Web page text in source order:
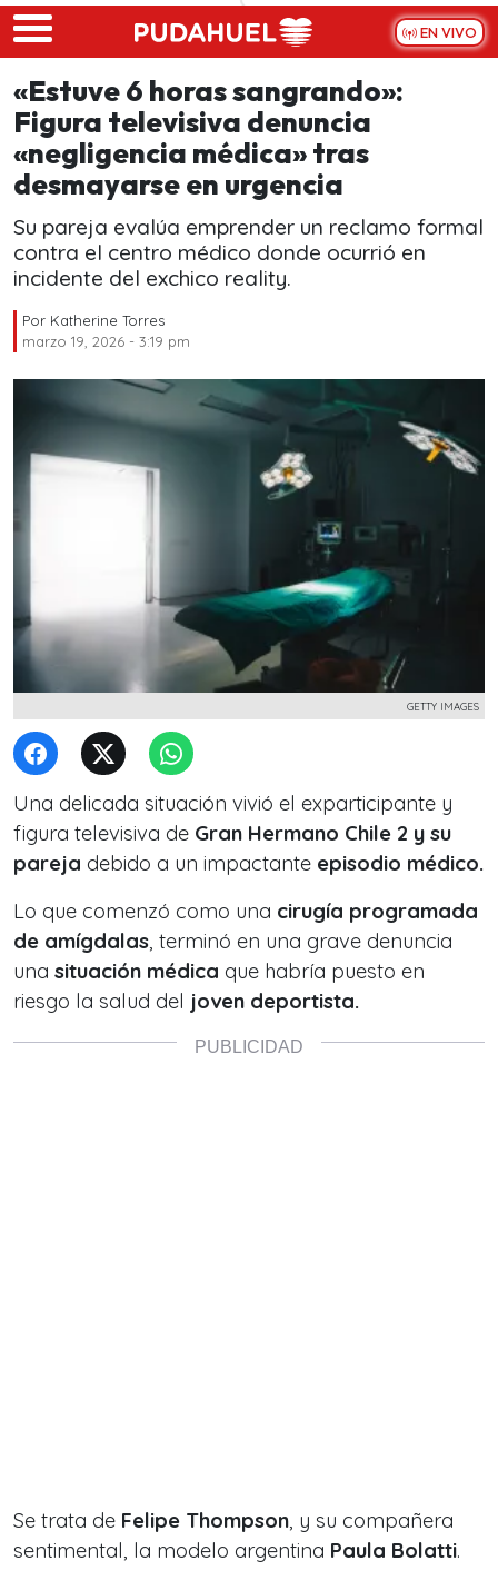
Skip to main content
EN VIVO
«Estuve 6 horas sangrando»:
Figura televisiva denuncia
«negligencia médica» tras
desmayarse en urgencia
Su pareja evalúa emprender un reclamo formal
contra el centro médico donde ocurrió en
incidente del exchico reality.
Por Katherine Torres
marzo 19, 2026 - 3:19 pm
GETTY IMAGES
Una delicada situación vivió el exparticipante y
figura televisiva de Gran Hermano Chile 2 y su
pareja debido a un impactante episodio médico.
Lo que comenzó como una cirugía programada
de amígdalas, terminó en una grave denuncia
una situación médica que habría puesto en
riesgo la salud del joven deportista.
Se trata de Felipe Thompson, y su compañera
sentimental, la modelo argentina Paula Bolatti.